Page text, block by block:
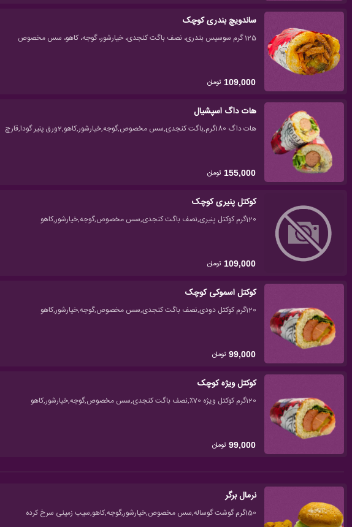
ساندویچ بندری کوچک
125 گرم سوسیس بندری، نصف باگت کنجدی، خیارشور، گوجه، کاهو، سس مخصوص
109,000 تومان
هات داگ اسپشیال
هات داگ 180گرم,باگت کنجدی,سس مخصوص,گوجه,خیارشور,کاهو,2ورق پنیر گودا,قارچ
155,000 تومان
کوکتل پنیری کوچک
120گرم کوکتل پنیری,نصف باگت کنجدی,سس مخصوص,گوجه,خیارشور,کاهو
109,000 تومان
کوکتل اسموکی کوچک
120گرم کوکتل دودی,نصف باگت کنجدی,سس مخصوص,گوجه,خیارشور,کاهو
99,000 تومان
کوکتل ویژه کوچک
120گرم کوکتل ویژه 70٪,نصف باگت کنجدی,سس مخصوص,گوجه,خیارشور,کاهو
99,000 تومان
نرمال برگر
150گرم گوشت گوساله,سس مخصوص,خیارشور,گوجه,کاهو,سیب زمینی سرخ کرده